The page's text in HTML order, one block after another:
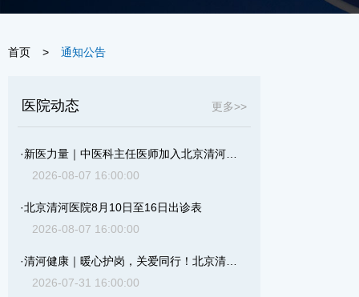
首页 > 通知公告
医院动态 更多>>
·新医力量｜中医科主任医师加入北京清河医院
2026-08-07 16:00:00
·北京清河医院8月10日至16日出诊表
2026-08-07 16:00:00
·清河健康｜暖心护岗，关爱同行！北京清河医院开展年度职工体检
2026-07-31 16:00:00